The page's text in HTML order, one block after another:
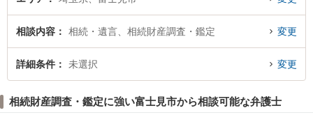
市内の弁護士に相談予約したい』などでお困りの相談者さんにおすすめです。
相談内容 相続・遺言、相続財産調査・鑑定 変更
詳細条件 未選択 変更
相続財産調査・鑑定に強い富士見市から相談可能な弁護士